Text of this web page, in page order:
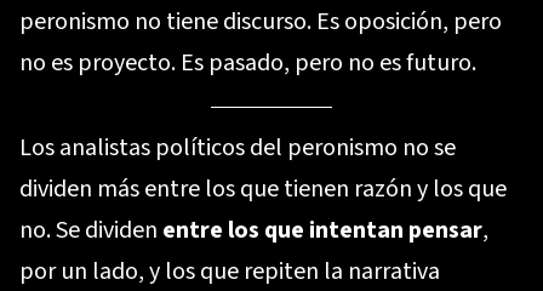
peronismo no tiene discurso. Es oposición, pero
no es proyecto. Es pasado, pero no es futuro.
Los analistas políticos del peronismo no se
dividen más entre los que tienen razón y los que
no. Se dividen entre los que intentan pensar,
por un lado, y los que repiten la narrativa